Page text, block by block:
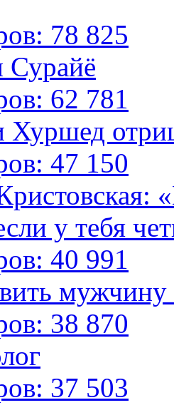
78 825
62 781
Хуршед
47 150
у тебя
40 991
38 870
37 503